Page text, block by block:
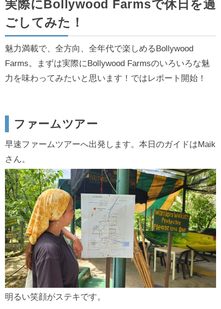
実際にBollywood Farmsで休日を過
ごしてみた！
魅力満載で、全方向、全年代で楽しめるBollywood
Farms。まずは実際にBollywood Farmsのいろいろな魅
力を味わってみたいと思います！ではレポート開始！
ファームツアー
早速ファームツアーへ出発します。本日のガイドはMaik
さん。
明るい笑顔がステキです。